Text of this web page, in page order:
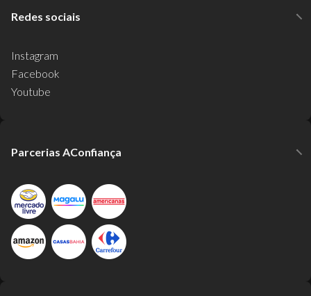
Redes sociais
Instagram
Facebook
Youtube
Parcerias AConfiança